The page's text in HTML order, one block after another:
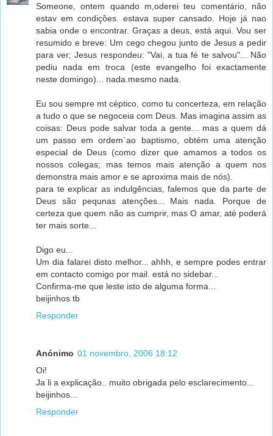
Someone, ontem quando m,oderei teu comentário, não
estav em condições. estava super cansado. Hoje já nao
sabia onde o encontrar. Graças a deus, está aqui. Vou ser
resumido e breve: Um cego chegou junto de Jesus a pedir
para ver; Jesus respondeu: "Vai, a tua fé te salvou"... Não
pediu nada em troca (este evangelho foi exactamente
neste domingo)... nada.mesmo nada.
Eu sou sempre mt céptico, como tu concerteza, em relação
a tudo o que se negoceia com Deus. Mas imagina assim as
coisas: Deus pode salvar toda a gente... mas a quem dá
um passo em ordem`ao baptismo, obtém uma atenção
especial de Deus (como dizer que amamos a todos os
nossos colegas; mas temos mais atenção a quem nos
demonstra mais amor e se aproxima mais de nós).
para te explicar as indulgências, falemos que da parte de
Deus são pequnas atenções... Mais nada. Porque de
certeza que quem não as cumprir, mas O amar, até poderá
ter mais sorte...
Digo eu...
Um dia falarei disto melhor... ahhh, e sempre podes entrar
em contacto comigo por mail. está no sidebar...
Confirma-me que leste isto de alguma forma...
beijinhos tb
Responder
Anónimo 01 novembro, 2006 18:12
Oi!
Ja li a explicação.. muito obrigada pelo esclarecimento...
beijinhos...
Responder